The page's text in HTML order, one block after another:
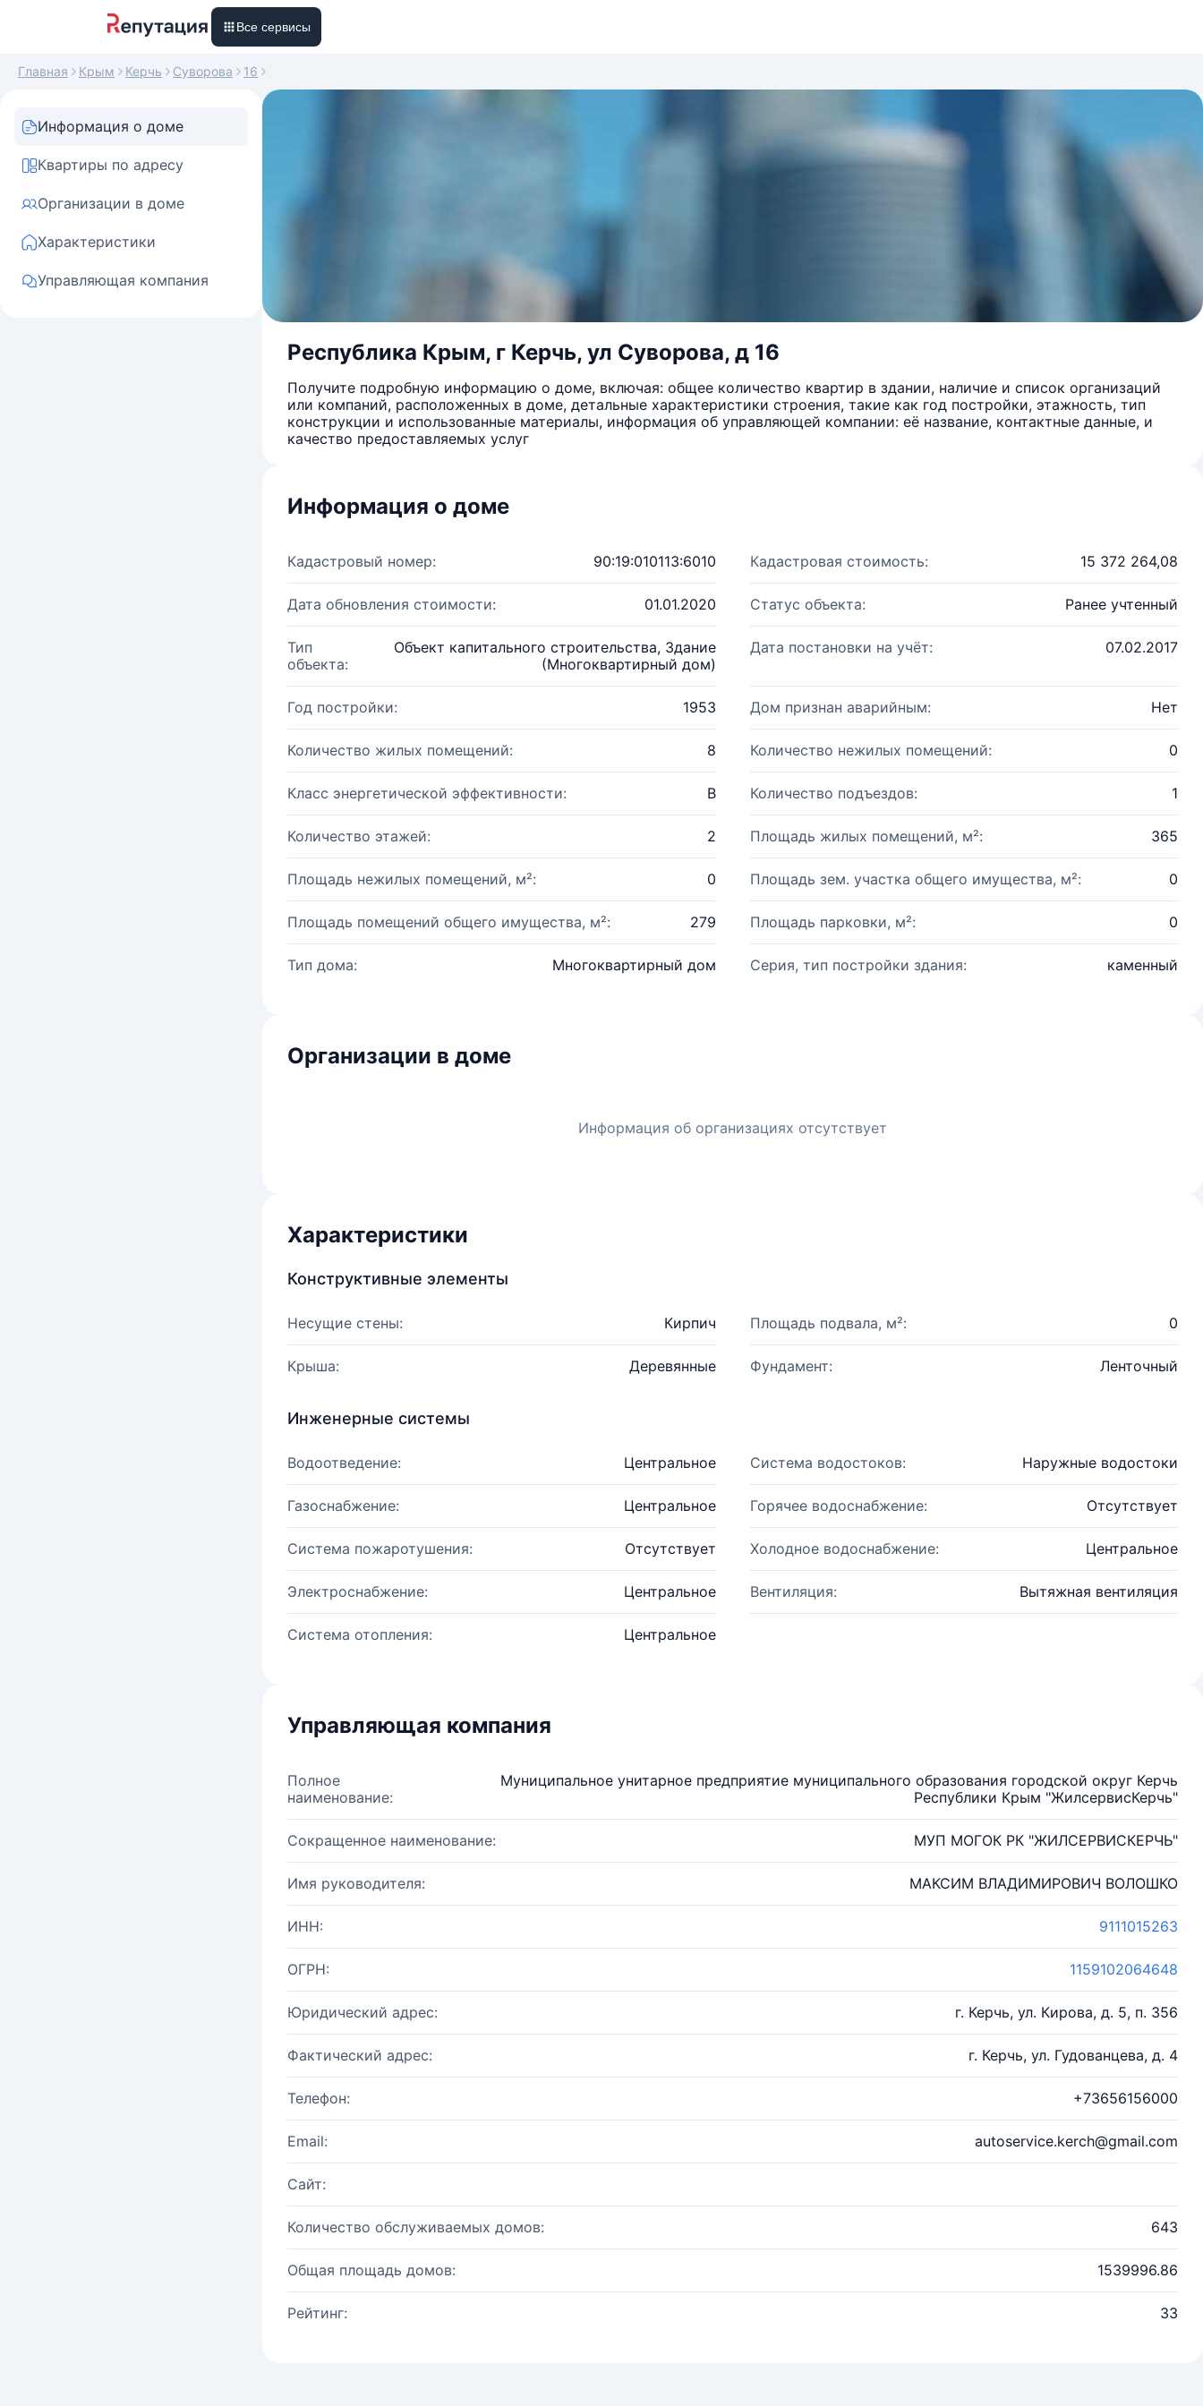
Все сервисы
Главная Крым Керчь Суворова 16
Информация о доме
Квартиры по адресу
Организации в доме
Характеристики
Управляющая компания
Республика Крым, г Керчь, ул Суворова, д 16
Получите подробную информацию о доме, включая: общее количество квартир в здании, наличие и список организаций
или компаний, расположенных в доме, детальные характеристики строения, такие как год постройки, этажность, тип
конструкции и использованные материалы, информация об управляющей компании: её название, контактные данные, и
качество предоставляемых услуг
Информация о доме
Кадастровый номер: 90:19:010113:6010 Кадастровая стоимость: 15 372 264,08
Дата обновления стоимости: 01.01.2020 Статус объекта: Ранее учтенный
Тип
объекта:
Объект капитального строительства, Здание
(Многоквартирный дом)
Дата постановки на учёт: 07.02.2017
Год постройки: 1953 Дом признан аварийным: Нет
Количество жилых помещений: 8 Количество нежилых помещений: 0
Класс энергетической эффективности: B Количество подъездов: 1
Количество этажей: 2 Площадь жилых помещений, м²: 365
Площадь нежилых помещений, м²: 0 Площадь зем. участка общего имущества, м²: 0
Площадь помещений общего имущества, м²: 279 Площадь парковки, м²: 0
Тип дома: Многоквартирный дом Серия, тип постройки здания: каменный
Организации в доме
Информация об организациях отсутствует
Характеристики
Конструктивные элементы
Несущие стены: Кирпич Площадь подвала, м²: 0
Крыша: Деревянные Фундамент: Ленточный
Инженерные системы
Водоотведение: Центральное Система водостоков: Наружные водостоки
Газоснабжение: Центральное Горячее водоснабжение: Отсутствует
Система пожаротушения: Отсутствует Холодное водоснабжение: Центральное
Электроснабжение: Центральное Вентиляция: Вытяжная вентиляция
Система отопления: Центральное
Управляющая компания
Полное
наименование:
Муниципальное унитарное предприятие муниципального образования городской округ Керчь
Республики Крым "ЖилсервисКерчь"
Сокращенное наименование: МУП МОГОК РК "ЖИЛСЕРВИСКЕРЧЬ"
Имя руководителя: МАКСИМ ВЛАДИМИРОВИЧ ВОЛОШКО
ИНН: 9111015263
ОГРН: 1159102064648
Юридический адрес: г. Керчь, ул. Кирова, д. 5, п. 356
Фактический адрес: г. Керчь, ул. Гудованцева, д. 4
Телефон: +73656156000
Email: autoservice.kerch@gmail.com
Сайт:
Количество обслуживаемых домов: 643
Общая площадь домов: 1539996.86
Рейтинг: 33